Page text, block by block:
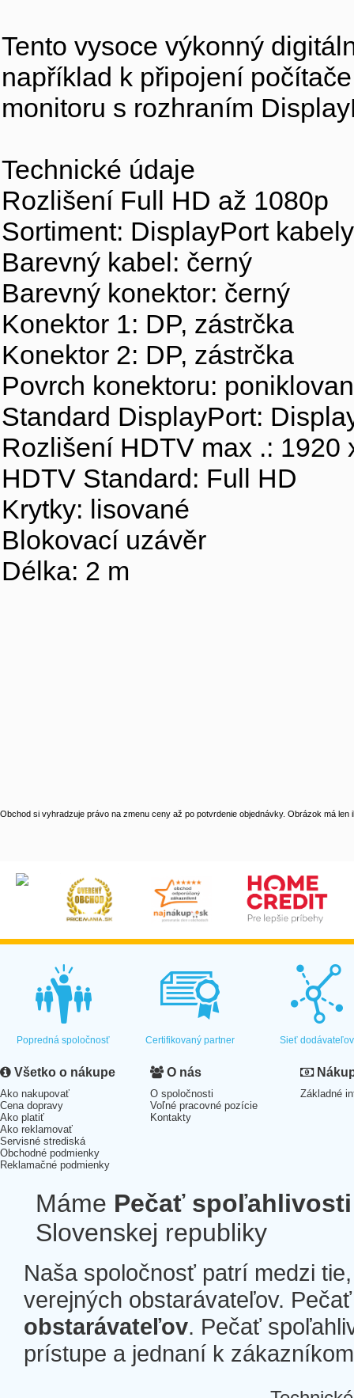
Tento vysoce výkonný
například k připojení
monitoru s rozhraním
Technické údaje
Rozlišení Full HD až 1080p
Sortiment: DisplayPort kabely
Barevný kabel: černý
Barevný konektor: černý
Konektor 1: DP, zástrčka
Konektor 2: DP, zástrčka
Povrch konektoru:
Standard DisplayPort:
Rozlišení HDTV max .: 1920
HDTV Standard: Full HD
Krytky: lisované
Blokovací uzávěr
Délka: 2 m
Obchod si vyhradzuje právo na zmenu ceny až po potvrdenie objednávky. Obrázok má len
Popredná spoločnosť Certifikovaný partner Sieť dodávateľov
Všetko o nákupe
Ako nakupovať
Cena dopravy
Ako platiť
Ako reklamovať
Servisné strediská
Obchodné podmienky
Reklamačné podmienky
O nás
O spoločnosti
Voľné pracovné pozície
Kontakty
Základné
Máme Pečať spoľahlivosti
Slovenskej republiky
Naša spoločnosť patrí medzi
verejných obstarávateľov.
obstarávateľov. Pečať
prístupe a jednaní k